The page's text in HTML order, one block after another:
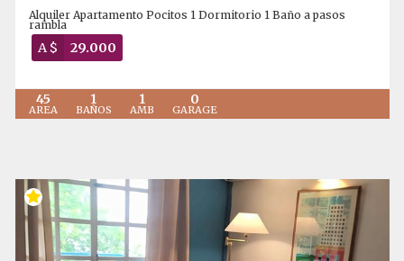
Alquiler Apartamento Pocitos 1 Dormitorio 1 Baño a pasos
rambla
A $ 29.000
45
AREA
1
BAÑOS
1
AMB
0
GARAGE